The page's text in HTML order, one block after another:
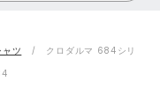
ース（CONVERSE）
ャツ クロダルマ 684シリ